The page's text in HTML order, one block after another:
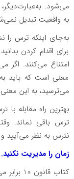
می‌شود.
به واقعیت تبدیل
به‌جای اینکه ترس را
برای اقدام کردن
امتناع می‌کنند. اگر
معنی است که باید
می‌ترسید، به این
بهترین راه مقابله با
ترس باقی نماند.
نترس به نظر می‌آیید
زمان را مدیریت نکنید.
کتاب